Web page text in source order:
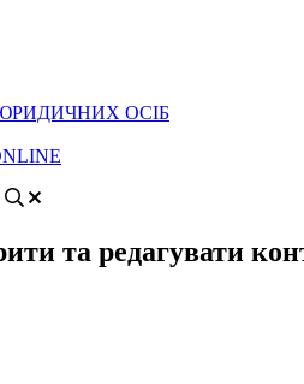
ОСІБ
та редагувати